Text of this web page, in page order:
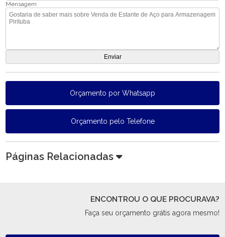
Mensagem
Orçamento por Whatsapp
Orçamento pelo Telefone
Páginas Relacionadas
ENCONTROU O QUE PROCURAVA?
Faça seu orçamento grátis agora mesmo!